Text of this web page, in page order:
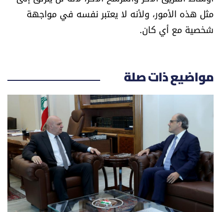
مثل هذه الأمور، ولأنه لا يعتبر نفسه في مواجهة
شخصية مع أي كان.
مواضيع ذات صلة